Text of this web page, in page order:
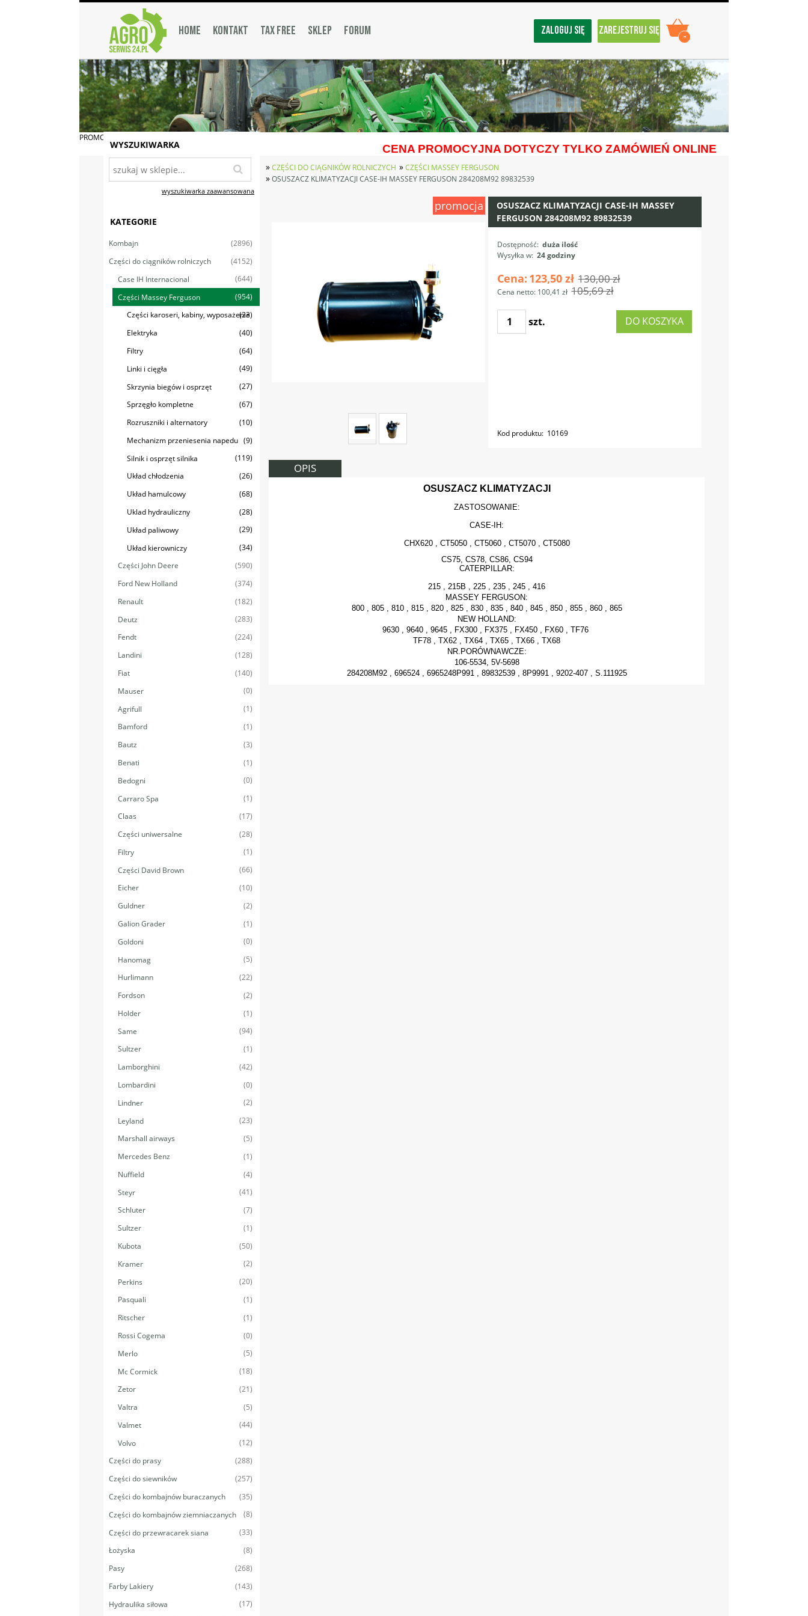
HOME KONTAKT TAX FREE SKLEP FORUM ZALOGUJ SIĘ ZAREJESTRUJ SIĘ
-
PROMOCJA
CENA PROMOCYJNA DOTYCZY TYLKO ZAMÓWIEŃ ONLINE
WYSZUKIWARKA
wyszukiwarka zaawansowana
KATEGORIE
Kombajn
(2896)
Części do ciągników rolniczych
(4152)
Case IH Internacional
(644)
Części Massey Ferguson
(954)
Części karoseri, kabiny, wyposażenie
(23)
Elektryka
(40)
Filtry
(64)
Linki i cięgła
(49)
Skrzynia biegów i osprzęt
(27)
Sprzęgło kompletne
(67)
Rozruszniki i alternatory
(10)
Mechanizm przeniesenia napedu (9)
Silnik i osprzęt silnika
(119)
Układ chłodzenia
(26)
Układ hamulcowy
(68)
Uklad hydrauliczny
(28)
Układ paliwowy
(29)
Układ kierowniczy
(34)
Części John Deere
(590)
Ford New Holland
(374)
Renault
(182)
Deutz
(283)
Fendt
(224)
Landini
(128)
Fiat
(140)
Mauser
(0)
Agrifull
(1)
Bamford
(1)
Bautz
(3)
Benati
(1)
Bedogni
(0)
Carraro Spa
(1)
Claas
(17)
Części uniwersalne
(28)
Filtry
(1)
Części David Brown
(66)
Eicher
(10)
Guldner
(2)
Galion Grader
(1)
Goldoni
(0)
Hanomag
(5)
Hurlimann
(22)
Fordson
(2)
Holder
(1)
Same
(94)
Sultzer
(1)
Lamborghini
(42)
Lombardini
(0)
Lindner
(2)
Leyland
(23)
Marshall airways
(5)
Mercedes Benz
(1)
Nuffield
(4)
Steyr
(41)
Schluter
(7)
Sultzer
(1)
Kubota
(50)
Kramer
(2)
Perkins
(20)
Pasquali
(1)
Ritscher
(1)
Rossi Cogema
(0)
Merlo
(5)
Mc Cormick
(18)
Zetor
(21)
Valtra
(5)
Valmet
(44)
Volvo
(12)
Części do prasy
(288)
Części do siewników
(257)
Części do kombajnów buraczanych
(35)
Części do kombajnów ziemniaczanych
(8)
Części do przewracarek siana
(33)
Łożyska
(8)
Pasy
(268)
Farby Lakiery
(143)
Hydraulika siłowa
(17)
»CZĘŚCI DO CIĄGNIKÓW ROLNICZYCH »CZĘŚCI MASSEY FERGUSON
»OSUSZACZ KLIMATYZACJI CASE-IH MASSEY FERGUSON 284208M92 89832539
promocja
OSUSZACZ KLIMATYZACJI CASE-IH MASSEY
FERGUSON 284208M92 89832539
Dostępność: duża ilość
Wysyłka w: 24 godziny
Cena: 123,50 zł 130,00 zł
Cena netto: 100,41 zł 105,69 zł
szt. DO KOSZYKA
Kod produktu: 10169
OPIS
OSUSZACZ KLIMATYZACJI
ZASTOSOWANIE:
CASE-IH:
CHX620 , CT5050 , CT5060 , CT5070 , CT5080
CS75, CS78, CS86, CS94
CATERPILLAR:
215 , 215B , 225 , 235 , 245 , 416
MASSEY FERGUSON:
800 , 805 , 810 , 815 , 820 , 825 , 830 , 835 , 840 , 845 , 850 , 855 , 860 , 865
NEW HOLLAND:
9630 , 9640 , 9645 , FX300 , FX375 , FX450 , FX60 , TF76
TF78 , TX62 , TX64 , TX65 , TX66 , TX68
NR.PORÓWNAWCZE:
106-5534, 5V-5698
284208M92 , 696524 , 6965248P991 , 89832539 , 8P9991 , 9202-407 , S.111925